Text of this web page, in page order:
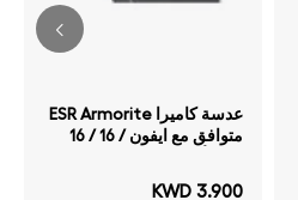
عدسة كاميرا ESR Armorite
متوافق مع ايفون / 16 / 16
KWD 3.900